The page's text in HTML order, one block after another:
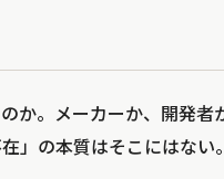
か。メーカーか、開発
」の本質はそこにはない。